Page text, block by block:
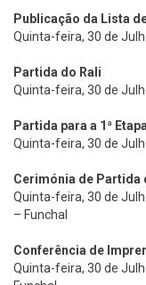
Publicação da Lista
Quinta-feira, 30 de
Partida do Rali
Quinta-feira, 30 de
Partida para a 1ª
Quinta-feira, 30 de
Cerimónia de Partida
Quinta-feira, 30 de
– Funchal
Conferência de
Quinta-feira, 30 de